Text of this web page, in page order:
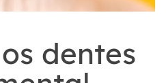
dentes